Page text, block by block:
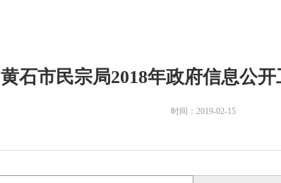
黄石市民宗局2018年政府信息公
时间：2019-02-15